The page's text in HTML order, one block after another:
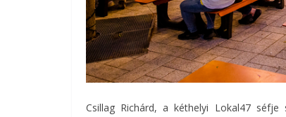
Csillag Richárd, a kéthelyi Lokal47